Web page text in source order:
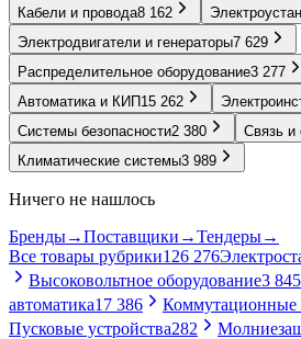
Кабели и провода8 162
Электродвигатели и генераторы7 629
Распределительное оборудование3 277
Автоматика и КИП 15 262
Системы безопасности2 380 Связь и
Климатические системы3 989
Ничего не нашлось
Бренды→Поставщики →Тендеры→
Все товары рубрики126 276
Высоковольтное оборудование3 845
автоматика17 386 Коммутационные
Пусковые устройства282